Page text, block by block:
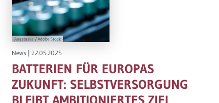
Anastasiia / Adobe Stock
News | 22.05.2025
BATTERIEN FÜR EUROPAS
ZUKUNFT: SELBSTVERSORGUNG